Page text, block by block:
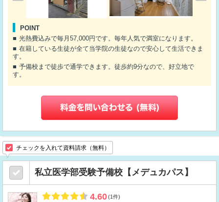
POINT
光熱費込みで毎月57,000円です。毎年人気で満室になります。
在籍している生徒が全て当学院の生徒なので安心して生活できま
す。
予備校まで徒歩で通学できます。徒歩約9分なので、好立地で
す。
チェックを入れて資料請求（無料）
私立医学部受験予備校【メデュカパス】
4.60(1件)